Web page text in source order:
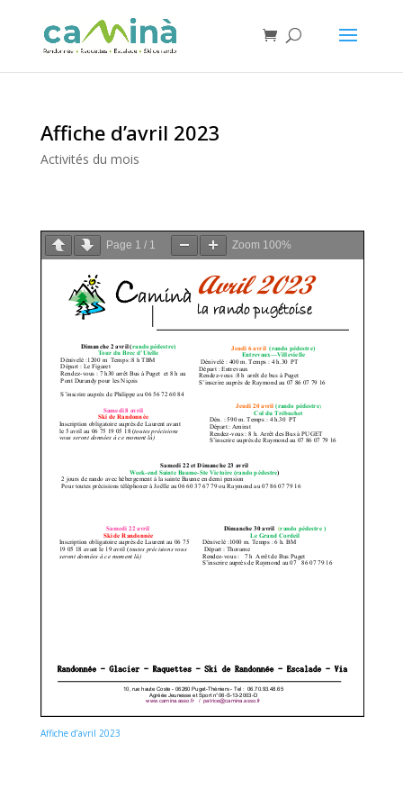
Affiche d’avril 2023
Activités du mois
Page 1 / 1 Zoom 100%
Affiche d’avril 2023